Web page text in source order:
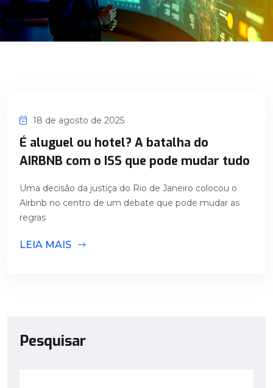
18 de agosto de 2025
É aluguel ou hotel? A batalha do
AIRBNB com o ISS que pode mudar tudo
Uma decisão da justiça do Rio de Janeiro colocou o
Airbnb no centro de um debate que pode mudar as
regras
LEIA MAIS
Pesquisar